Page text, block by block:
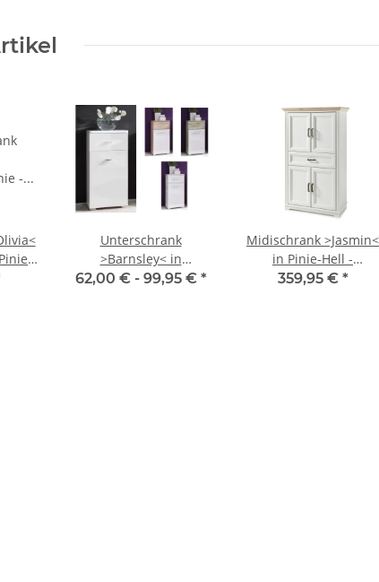
-
Unterschrank
>Barnsley< in
Weiß/Hochglanz aus
62,00 € - 99,95 € *
Midischrank >Jasmin<
in Pinie-Hell -
83x138x43cm (BxHxT)
359,95 € *